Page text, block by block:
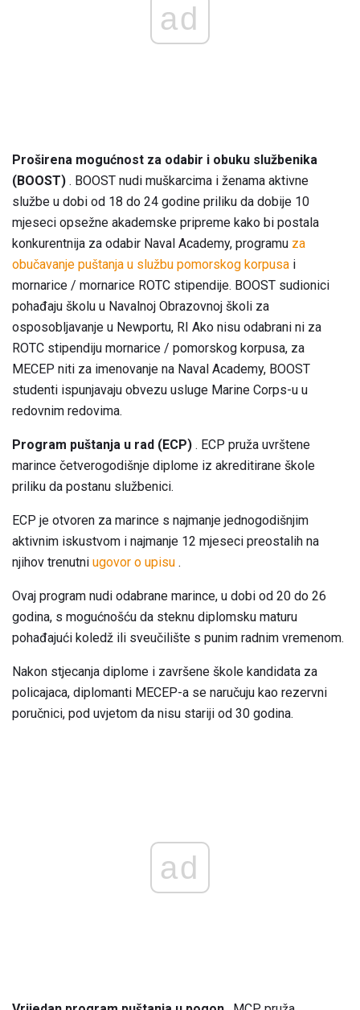
ad
Proširena mogućnost za odabir i obuku službenika
(BOOST) . BOOST nudi muškarcima i ženama aktivne
službe u dobi od 18 do 24 godine priliku da dobije 10
mjeseci opsežne akademske pripreme kako bi postala
konkurentnija za odabir Naval Academy, programu za
obučavanje puštanja u službu pomorskog korpusa i
mornarice / mornarice ROTC stipendije. BOOST sudionici
pohađaju školu u Navalnoj Obrazovnoj školi za
osposobljavanje u Newportu, RI Ako nisu odabrani ni za
ROTC stipendiju mornarice / pomorskog korpusa, za
MECEP niti za imenovanje na Naval Academy, BOOST
studenti ispunjavaju obvezu usluge Marine Corps-u u
redovnim redovima.
Program puštanja u rad (ECP) . ECP pruža uvrštene
marince četverogodišnje diplome iz akreditirane škole
priliku da postanu službenici.
ECP je otvoren za marince s najmanje jednogodišnjim
aktivnim iskustvom i najmanje 12 mjeseci preostalih na
njihov trenutni ugovor o upisu .
Ovaj program nudi odabrane marince, u dobi od 20 do 26
godina, s mogućnošću da steknu diplomsku maturu
pohađajući koledž ili sveučilište s punim radnim vremenom.
Nakon stjecanja diplome i završene škole kandidata za
policajaca, diplomanti MECEP-a se naručuju kao rezervni
poručnici, pod uvjetom da nisu stariji od 30 godina.
ad